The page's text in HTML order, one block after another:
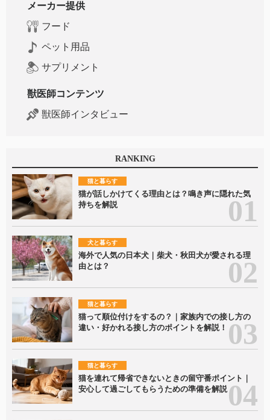
メーカー提供
フード
ペット用品
サプリメント
獣医師コンテンツ
獣医師インタビュー
RANKING
猫と暮らす
猫が話しかけてくる理由とは？鳴き声に隠れた気
持ちを解説
犬と暮らす
海外で人気の日本犬｜柴犬・秋田犬が愛される理
由とは？
猫と暮らす
猫って順位付けをするの？｜家族内での接し方の
違い・好かれる接し方のポイントを解説！
猫と暮らす
猫を連れて帰省できないときの留守番ポイント｜
安心して過ごしてもらうための準備を解説